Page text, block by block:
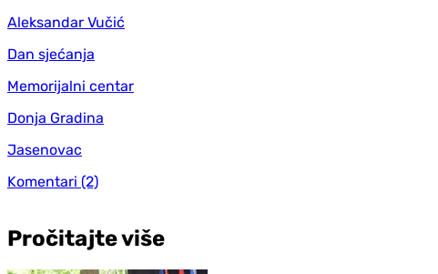
Aleksandar Vučić
Dan sjećanja
Memorijalni centar
Donja Gradina
Jasenovac
Komentari (2)
Pročitajte više